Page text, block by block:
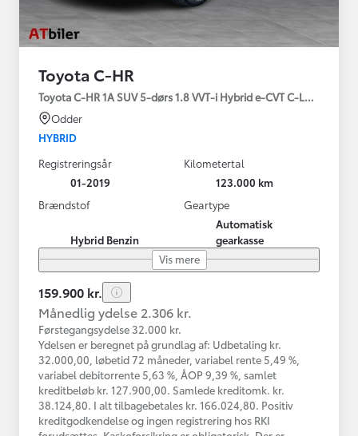
Toyota C-HR
Toyota C-HR 1A SUV 5-dørs 1.8 VVT-i Hybrid e-CVT C-LUB -
Odder
HYBRID
Registreringsår
01-2019
Kilometertal
123.000 km
Brændstof
Hybrid Benzin
Geartype
Automatisk
gearkasse
Vis mere
159.900 kr.
Månedlig ydelse 2.306 kr.
Førstegangsydelse 32.000 kr.
Ydelsen er beregnet på grundlag af: Udbetaling kr.
32.000,00, løbetid 72 måneder, variabel rente 5,49 %,
variabel debitorrente 5,63 %, ÅOP 9,39 %, samlet
kreditbeløb kr. 127.900,00. Samlede kreditomk. kr.
38.124,80. I alt tilbagebetales kr. 166.024,80. Positiv
kreditgodkendelse og ingen registrering hos RKI